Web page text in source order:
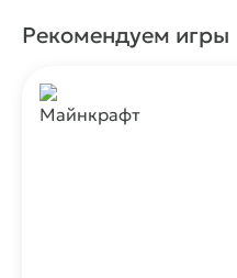
Рекомендуем игры